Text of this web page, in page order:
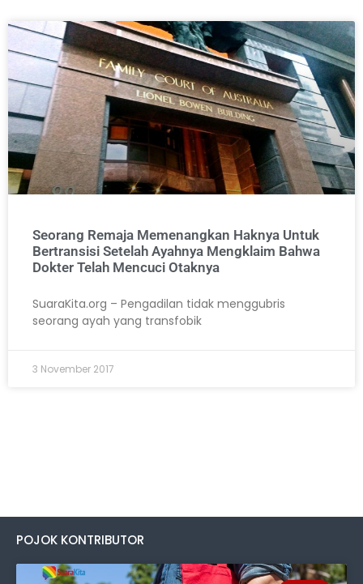
Seorang Remaja Memenangkan Haknya Untuk
Bertransisi Setelah Ayahnya Mengklaim Bahwa
Dokter Telah Mencuci Otaknya
SuaraKita.org – Pengadilan tidak menggubris
seorang ayah yang transfobik
3 November 2017
POJOK KONTRIBUTOR